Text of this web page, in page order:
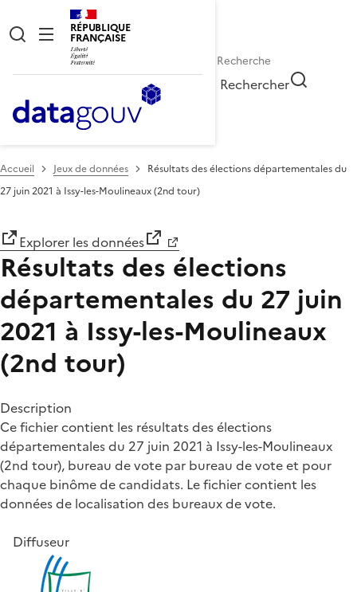
RÉPUBLIQUE
FRANÇAISE
Rechercher
Accueil Jeux de données
Résultats des élections départementales du
27 juin 2021 à Issy-les-Moulineaux (2nd tour)
Explorer les données
Résultats des élections
départementales du 27 juin
2021 à Issy-les-Moulineaux
(2nd tour)
Description
Ce fichier contient les résultats des élections
départementales du 27 juin 2021 à Issy-les-Moulineaux
(2nd tour), bureau de vote par bureau de vote et pour
chaque binôme de candidats. Le fichier contient les
données de localisation des bureaux de vote.
Diffuseur